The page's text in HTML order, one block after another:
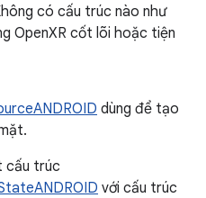
có cấu trúc nào như
OpenXR cốt lõi hoặc tiện
dùng để tạo
cấu trúc
với cấu trúc